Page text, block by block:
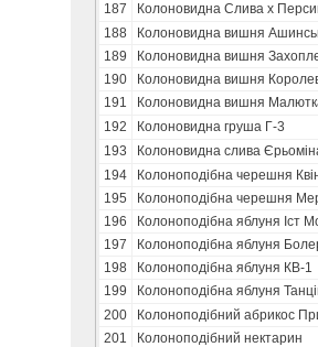
187
Колоновидна Слива х
188
Колоновидна вишня
189
Колоновидна вишня
190
Колоновидна вишня
191
Колоновидна вишня
192
Колоновидна груша Г-3
193
Колоновидна слива
194
Колоноподібна черешня
195
Колоноподібна черешня
196
Колоноподібна яблуня Іст
197
Колоноподібна яблуня
198
Колоноподібна яблуня КВ-1
199
Колоноподібна яблуня
200
Колоноподібний абрикос
201
Колоноподібний нектарин